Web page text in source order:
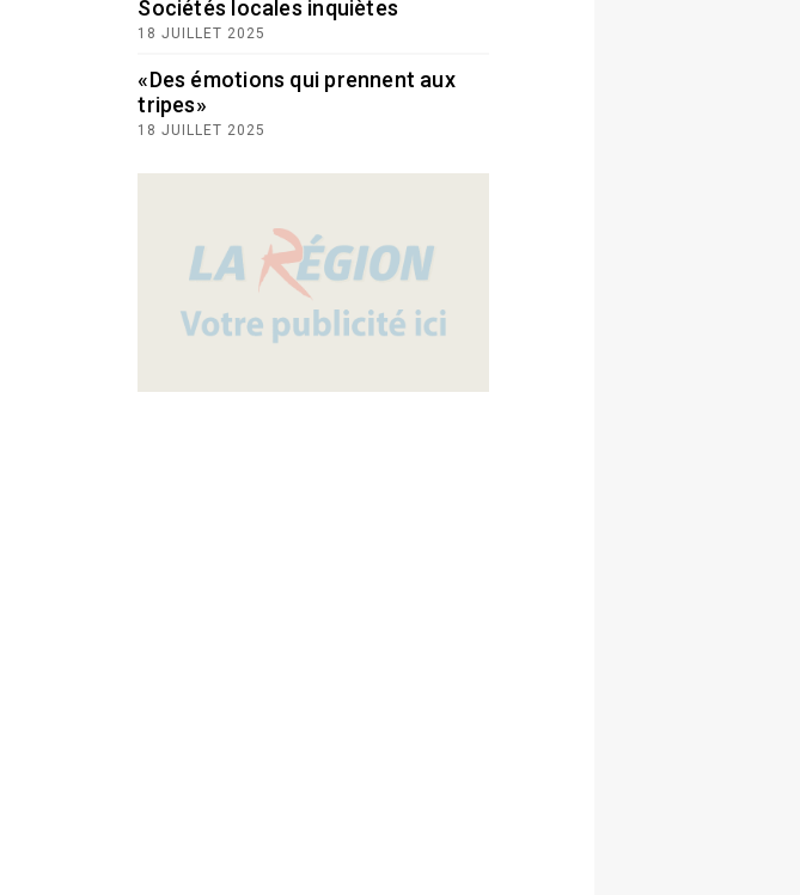
Sociétés locales inquiètes
18 JUILLET 2025
«Des émotions qui prennent aux
tripes»
18 JUILLET 2025